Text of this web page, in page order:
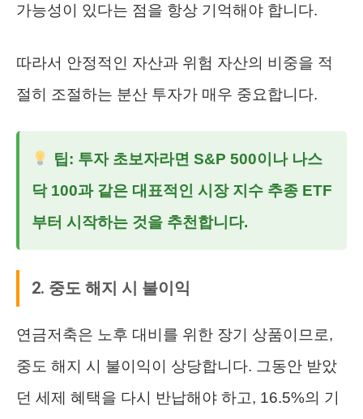
가능성이 있다는 점을 항상 기억해야 합니다.
따라서 안정적인 자산과 위험 자산의 비중을 적
절히 조절하는 분산 투자가 매우 중요합니다.
팁: 투자 초보자라면 S&P 500이나 나스
닥 100과 같은 대표적인 시장 지수 추종 ETF
부터 시작하는 것을 추천합니다.
2. 중도 해지 시 불이익
연금저축은 노후 대비를 위한 장기 상품이므로,
중도 해지 시 불이익이 상당합니다. 그동안 받았
던 세제 혜택을 다시 반납해야 하고, 16.5%의 기